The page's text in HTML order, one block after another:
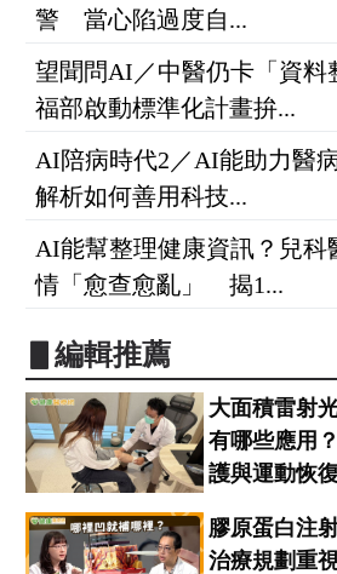
警 當心陷過度自...
望聞問AI／中醫仍卡「資
福部啟動標準化計畫拚...
AI陪病時代2／AI能助力醫
解析如何善用科技...
AI能幫整理健康資訊？兒科
情「愈查愈亂」 揭1...
▋編輯推薦
大面積雷射
有哪些應用
護與運動恢復
膠原蛋白注
治療規劃重